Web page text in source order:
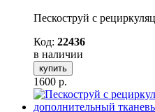
Пескоструй с
Код: 22436
в наличии
купить
1600 р.